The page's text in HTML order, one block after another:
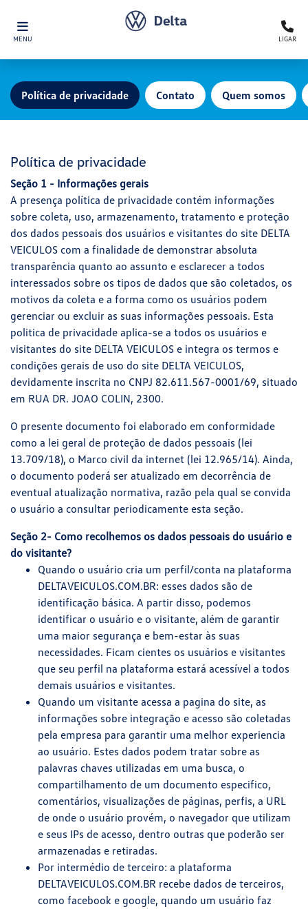
MENU LIGAR
Contato Quem somos
Política de privacidade
Política de privacidade
Seção 1 - Informações gerais
A presença política de privacidade contém informações
sobre coleta, uso, armazenamento, tratamento e proteção
dos dados pessoais dos usuários e visitantes do site DELTA
VEICULOS com a finalidade de demonstrar absoluta
transparência quanto ao assunto e esclarecer a todos
interessados sobre os tipos de dados que são coletados, os
motivos da coleta e a forma como os usuários podem
gerenciar ou excluir as suas informações pessoais. Esta
politica de privacidade aplica-se a todos os usuários e
visitantes do site DELTA VEICULOS e integra os termos e
condições gerais de uso do site DELTA VEICULOS,
devidamente inscrita no CNPJ 82.611.567-0001/69, situado
em RUA DR. JOAO COLIN, 2300.
O presente documento foi elaborado em conformidade
como a lei geral de proteção de dados pessoais (lei
13.709/18), o Marco civil da internet (lei 12.965/14). Ainda,
o documento poderá ser atualizado em decorrência de
eventual atualização normativa, razão pela qual se convida
o usuário a consultar periodicamente esta seção.
Seção 2- Como recolhemos os dados pessoais do usuário e
do visitante?
Quando o usuário cria um perfil/conta na plataforma
DELTAVEICULOS.COM.BR: esses dados são de
identificação básica. A partir disso, podemos
identificar o usuário e o visitante, além de garantir
uma maior segurança e bem-estar às suas
necessidades. Ficam cientes os usuários e visitantes
que seu perfil na plataforma estará acessível a todos
demais usuários e visitantes.
Quando um visitante acessa a pagina do site, as
informações sobre integração e acesso são coletadas
pela empresa para garantir uma melhor experiencia
ao usuário. Estes dados podem tratar sobre as
palavras chaves utilizadas em uma busca, o
compartilhamento de um documento especifico,
comentários, visualizações de páginas, perfis, a URL
de onde o usuário provém, o navegador que utilizam
e seus IPs de acesso, dentro outras que poderão ser
armazenadas e retiradas.
Por intermédio de terceiro: a plataforma
DELTAVEICULOS.COM.BR recebe dados de terceiros,
como facebook e google, quando um usuário faz